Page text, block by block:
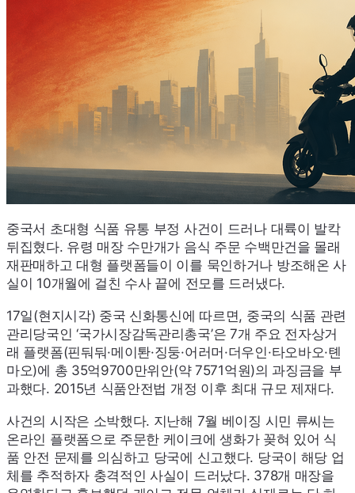
중국서 초대형 식품 유통 부정 사건이 드러나 대륙이 발칵
뒤집혔다. 유령 매장 수만개가 음식 주문 수백만건을 몰래
재판매하고 대형 플랫폼들이 이를 묵인하거나 방조해온 사
실이 10개월에 걸친 수사 끝에 전모를 드러냈다.
17일(현지시각) 중국 신화통신에 따르면, 중국의 식품 관련
관리당국인 ‘국가시장감독관리총국’은 7개 주요 전자상거
래 플랫폼(핀둬둬·메이퇀·징둥·어러머·더우인·타오바오·톈
마오)에 총 35억9700만위안(약 7571억원)의 과징금을 부
과했다. 2015년 식품안전법 개정 이후 최대 규모 제재다.
사건의 시작은 소박했다. 지난해 7월 베이징 시민 류씨는
온라인 플랫폼으로 주문한 케이크에 생화가 꽂혀 있어 식
품 안전 문제를 의심하고 당국에 신고했다. 당국이 해당 업
체를 추적하자 충격적인 사실이 드러났다. 378개 매장을